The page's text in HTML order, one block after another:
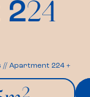
24
// Apartment 224 +
2